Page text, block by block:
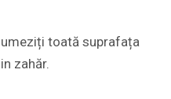
toată suprafața
zahăr.